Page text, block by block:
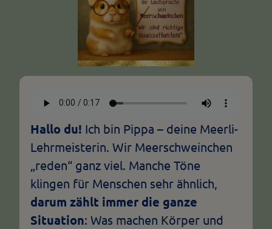
Hallo du! Ich bin Pippa – deine Meerli-
Lehrmeisterin. Wir Meerschweinchen
„reden“ ganz viel. Manche Töne
klingen für Menschen sehr ähnlich,
darum zählt immer die ganze
Situation: Was machen Körper und